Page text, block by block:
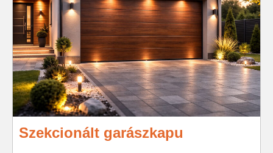
Szekcionált garászkapu